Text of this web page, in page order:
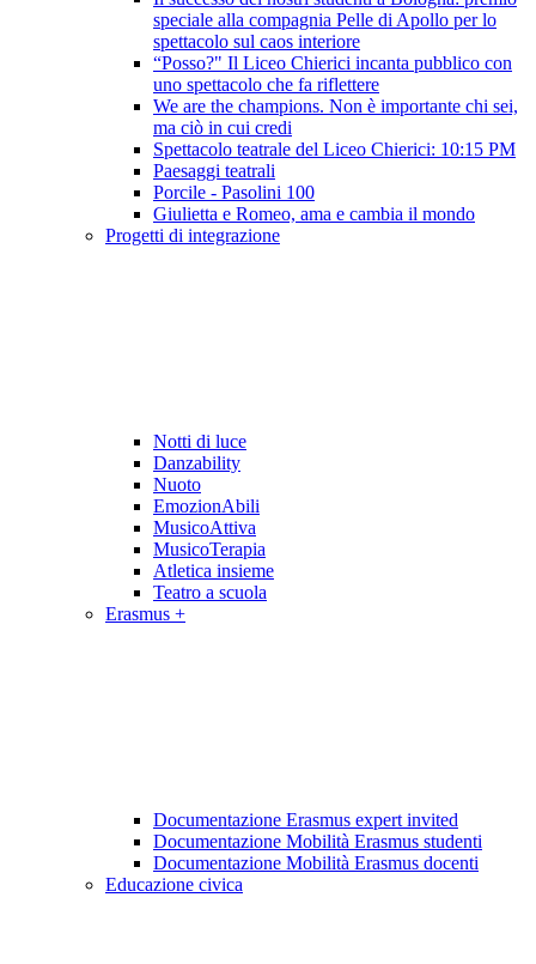
speciale alla compagnia Pelle di Apollo per lo
spettacolo sul caos interiore
“Posso?" Il Liceo Chierici incanta pubblico con
uno spettacolo che fa riflettere
We are the champions. Non è importante chi sei,
ma ciò in cui credi
Spettacolo teatrale del Liceo Chierici: 10:15 PM
Paesaggi teatrali
Porcile - Pasolini 100
Giulietta e Romeo, ama e cambia il mondo
Progetti di integrazione
Notti di luce
Danzability
Nuoto
EmozionAbili
MusicoAttiva
MusicoTerapia
Atletica insieme
Teatro a scuola
Erasmus +
Documentazione Erasmus expert invited
Documentazione Mobilità Erasmus studenti
Documentazione Mobilità Erasmus docenti
Educazione civica